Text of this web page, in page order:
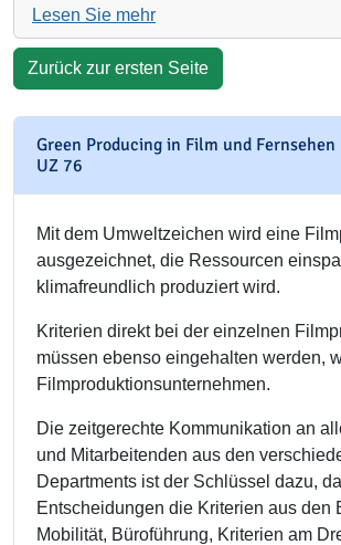
Lesen Sie mehr
Zurück zur ersten Seite
Green Producing in Film und
UZ 76
Mit dem Umweltzeichen wird eine
ausgezeichnet, die Ressourcen
klimafreundlich produziert wird.
Kriterien direkt bei der einzelnen
müssen ebenso eingehalten werden,
Filmproduktionsunternehmen.
Die zeitgerechte Kommunikation an
und Mitarbeitenden aus den
Departments ist der Schlüssel dazu,
Entscheidungen die Kriterien aus den
Mobilität, Büroführung, Kriterien am